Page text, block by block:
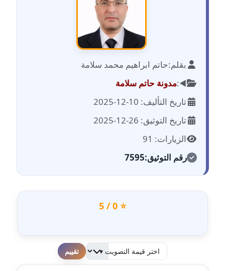
مدونة أحمد الجمال
عاملة
مدونة احمد الحسيني
عاملة
مدونة احمد زكريا
مدونة أحمد زيدان
مدونة أحمد سيد
عاملة
مدونة أحمد عبد الفتاح
عاملة
بقلم:حاتم ابراهيم محمد سلامة
◀️:مدونة حاتم سلامة
تاريخ التأليف: 10-12-2025
تاريخ التوثيق: 26-12-2025
الزيارات: 91
رقم التوثيق:7595
⭐ 0 / 5
لطفا قم بالتقييم